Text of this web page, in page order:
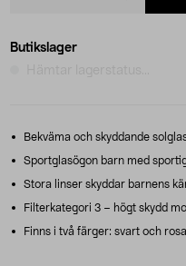
Butikslager
Bekväma och skyddande
Sportglasögon barn med
Stora linser skyddar barnens
Filterkategori 3 – högt skydd
Finns i två färger: svart och